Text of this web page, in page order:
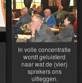
In volle concentratie
wordt geluisterd
naar wat de (vier)
sprekers ons
uitleggen.